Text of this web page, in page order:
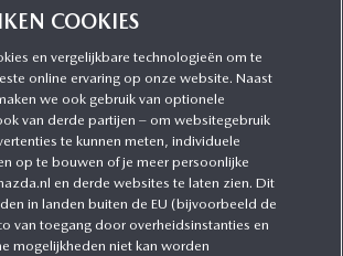
COOKIES
en vergelijkbare technologieën om te
online ervaring op onze website. Naast
we ook gebruik van optionele
van derde partijen – om websitegebruik
te kunnen meten, individuele
op te bouwen of je meer persoonlijke
en derde websites te laten zien. Dit
in landen buiten de EU (bijvoorbeeld de
van toegang door overheidsinstanties en
mogelijkheden niet kan worden